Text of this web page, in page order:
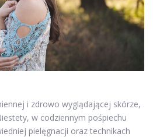
i zdrowo wyglądającej skórze,
w codziennym pośpiechu
pielęgnacji oraz technikach